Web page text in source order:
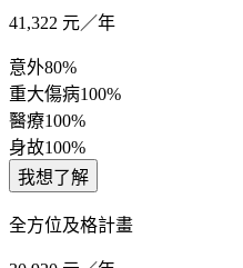
41,322 元／年
意外80%
重大傷病100%
醫療100%
身故100%
我想了解
全方位及格計畫